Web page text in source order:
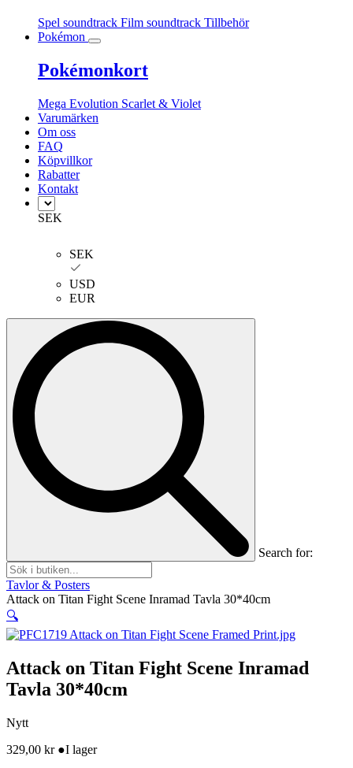
Spel soundtrack Film soundtrack Tillbehör
Pokémon
Pokémonkort
Mega Evolution Scarlet & Violet
Varumärken
Om oss
FAQ
Köpvillkor
Rabatter
Kontakt
SEK
SEK
USD
EUR
Search for:
Tavlor & Posters
Attack on Titan Fight Scene Inramad Tavla 30*40cm
🔍
Attack on Titan Fight Scene Inramad
Tavla 30*40cm
Nytt
329,00 kr ●I lager